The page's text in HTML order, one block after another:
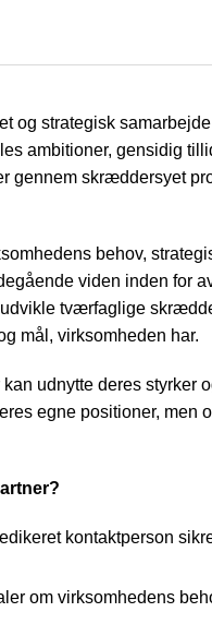
og strategisk
ambitioner, gensidig
gennem skræddersyet
behov,
viden inden for
tværfaglige
mål, virksomheden har.
udnytte deres styrker
egne positioner, men
kontaktperson
om virksomhedens